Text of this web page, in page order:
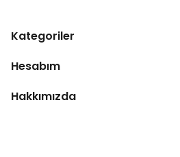
Kategoriler
Hesabım
Hakkımızda